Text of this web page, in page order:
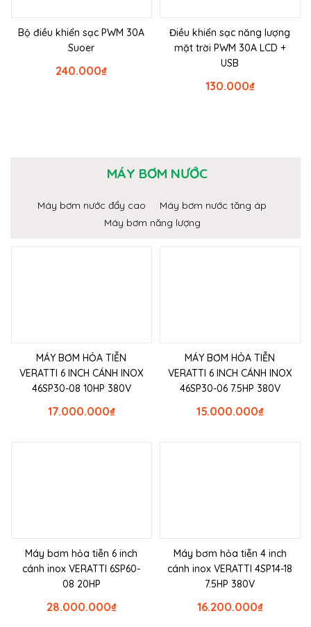
Bộ điều khiển sạc PWM 30A
Suoer
₫
240.000
Điều khiển sạc năng lượng
mặt trời PWM 30A LCD +
USB
₫
130.000
MÁY BƠM NƯỚC
Máy bơm nước đẩy cao
Máy bơm nước tăng áp
Máy bơm năng lượng
MÁY BƠM HỎA TIỄN
VERATTI 6 INCH CÁNH INOX
46SP30-08 10HP 380V
₫
17.000.000
MÁY BƠM HỎA TIỄN
VERATTI 6 INCH CÁNH INOX
46SP30-06 7.5HP 380V
₫
15.000.000
Máy bơm hỏa tiễn 6 inch
cánh inox VERATTI 6SP60-
08 20HP
₫
28.000.000
Máy bơm hỏa tiễn 4 inch
cánh inox VERATTI 4SP14-18
7.5HP 380V
₫
16.200.000